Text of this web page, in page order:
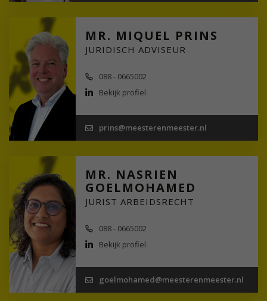
MR. MIQUEL PRINS
JURIDISCH ADVISEUR
088 - 0665002
Bekijk profiel
prins@meesterenmeester.nl
MR. NASRIEN
GOELMOHAMED
JURIST ARBEIDSRECHT
088 - 0665002
Bekijk profiel
goelmohamed@meesterenmeester.nl